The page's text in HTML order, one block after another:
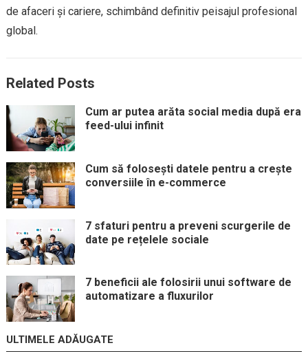
de afaceri și cariere, schimbând definitiv peisajul profesional
global.
Related Posts
Cum ar putea arăta social media după era
feed-ului infinit
Cum să folosești datele pentru a crește
conversiile în e-commerce
7 sfaturi pentru a preveni scurgerile de
date pe rețelele sociale
7 beneficii ale folosirii unui software de
automatizare a fluxurilor
ULTIMELE ADĂUGATE